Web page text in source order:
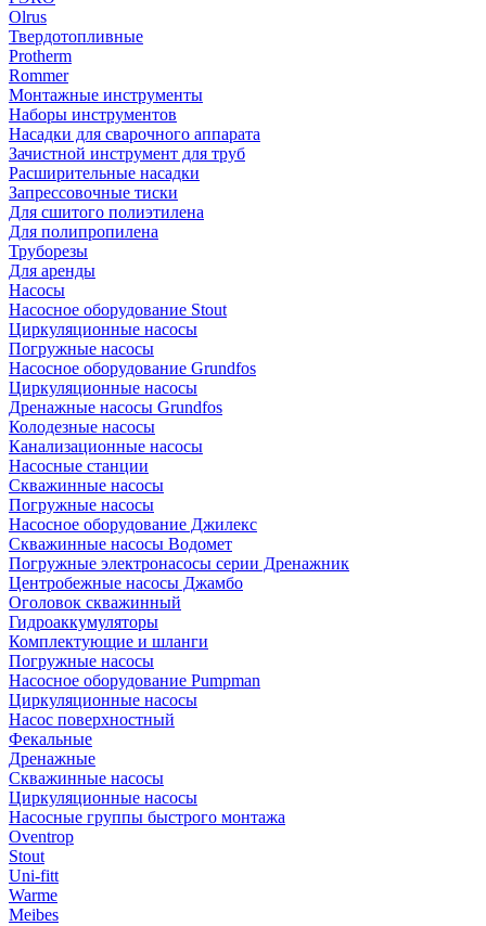
Olrus
Твердотопливные
Protherm
Rommer
Монтажные инструменты
Наборы инструментов
Насадки для сварочного аппарата
Зачистной инструмент для труб
Расширительные насадки
Запрессовочные тиски
Для сшитого полиэтилена
Для полипропилена
Труборезы
Для аренды
Насосы
Насосное оборудование Stout
Циркуляционные насосы
Погружные насосы
Насосное оборудование Grundfos
Циркуляционные насосы
Дренажные насосы Grundfos
Колодезные насосы
Канализационные насосы
Насосные станции
Скважинные насосы
Погружные насосы
Насосное оборудование Джилекс
Скважинные насосы Водомет
Погружные электронасосы серии Дренажник
Центробежные насосы Джамбо
Оголовок скважинный
Гидроаккумуляторы
Комплектующие и шланги
Погружные насосы
Насосное оборудование Pumpman
Циркуляционные насосы
Насос поверхностный
Фекальные
Дренажные
Скважинные насосы
Циркуляционные насосы
Насосные группы быстрого монтажа
Oventrop
Stout
Uni-fitt
Warme
Meibes